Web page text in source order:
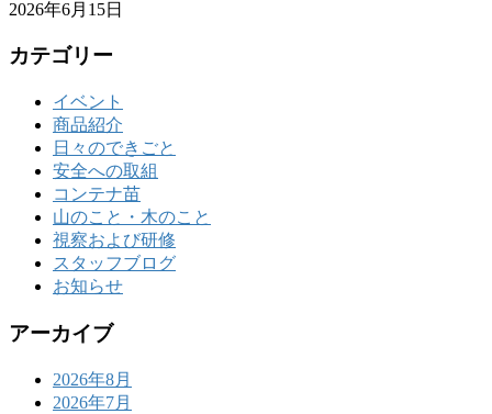
2026年6月15日
カテゴリー
イベント
商品紹介
日々のできごと
安全への取組
コンテナ苗
山のこと・木のこと
視察および研修
スタッフブログ
お知らせ
アーカイブ
2026年8月
2026年7月